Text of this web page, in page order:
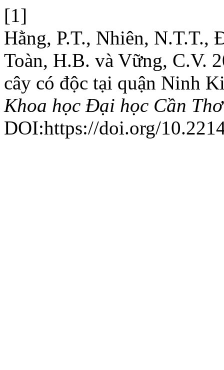
[1]
Hằng, P.T., Nhiên, N.T.T.,
Toàn, H.B. và Vững, C.V.
cây có độc tại quận Ninh
Khoa học Đại học Cần Thơ
DOI:https://doi.org/